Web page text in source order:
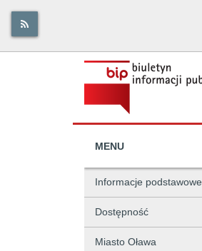
MENU
Informacje podstawowe
Dostępność
Miasto Oława